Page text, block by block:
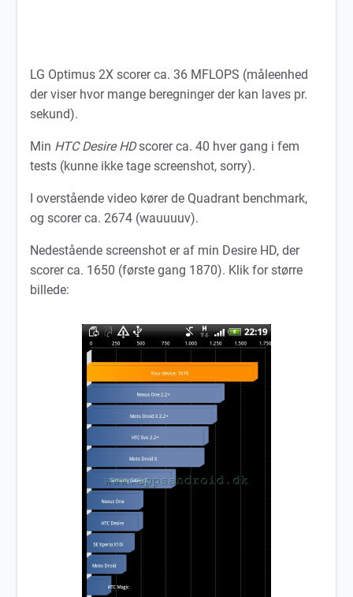
LG Optimus 2X scorer ca. 36 MFLOPS (måleenhed
der viser hvor mange beregninger der kan laves pr.
sekund).
Min HTC Desire HDscorer ca. 40 hver gang i fem
tests (kunne ikke tage screenshot, sorry).
I overstående video kører de Quadrant benchmark,
og scorer ca. 2674 (wauuuuv).
Nedestående screenshot er af min Desire HD, der
scorer ca. 1650 (første gang 1870). Klik for større
billede: